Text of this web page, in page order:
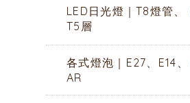
LED日光燈｜T8燈管、
T5層
各式燈泡｜E27、E14、
AR